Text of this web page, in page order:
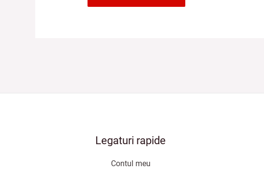
Legaturi rapide
Contul meu